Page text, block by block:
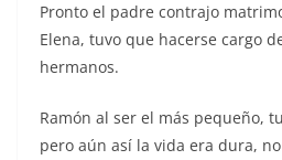
Pronto el padre contrajo
Elena, tuvo que hacerse cargo
hermanos.
Ramón al ser el más pequeño,
pero aún así la vida era dura,